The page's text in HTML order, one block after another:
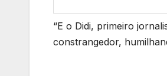
“E o Didi, primeiro
constrangedor,